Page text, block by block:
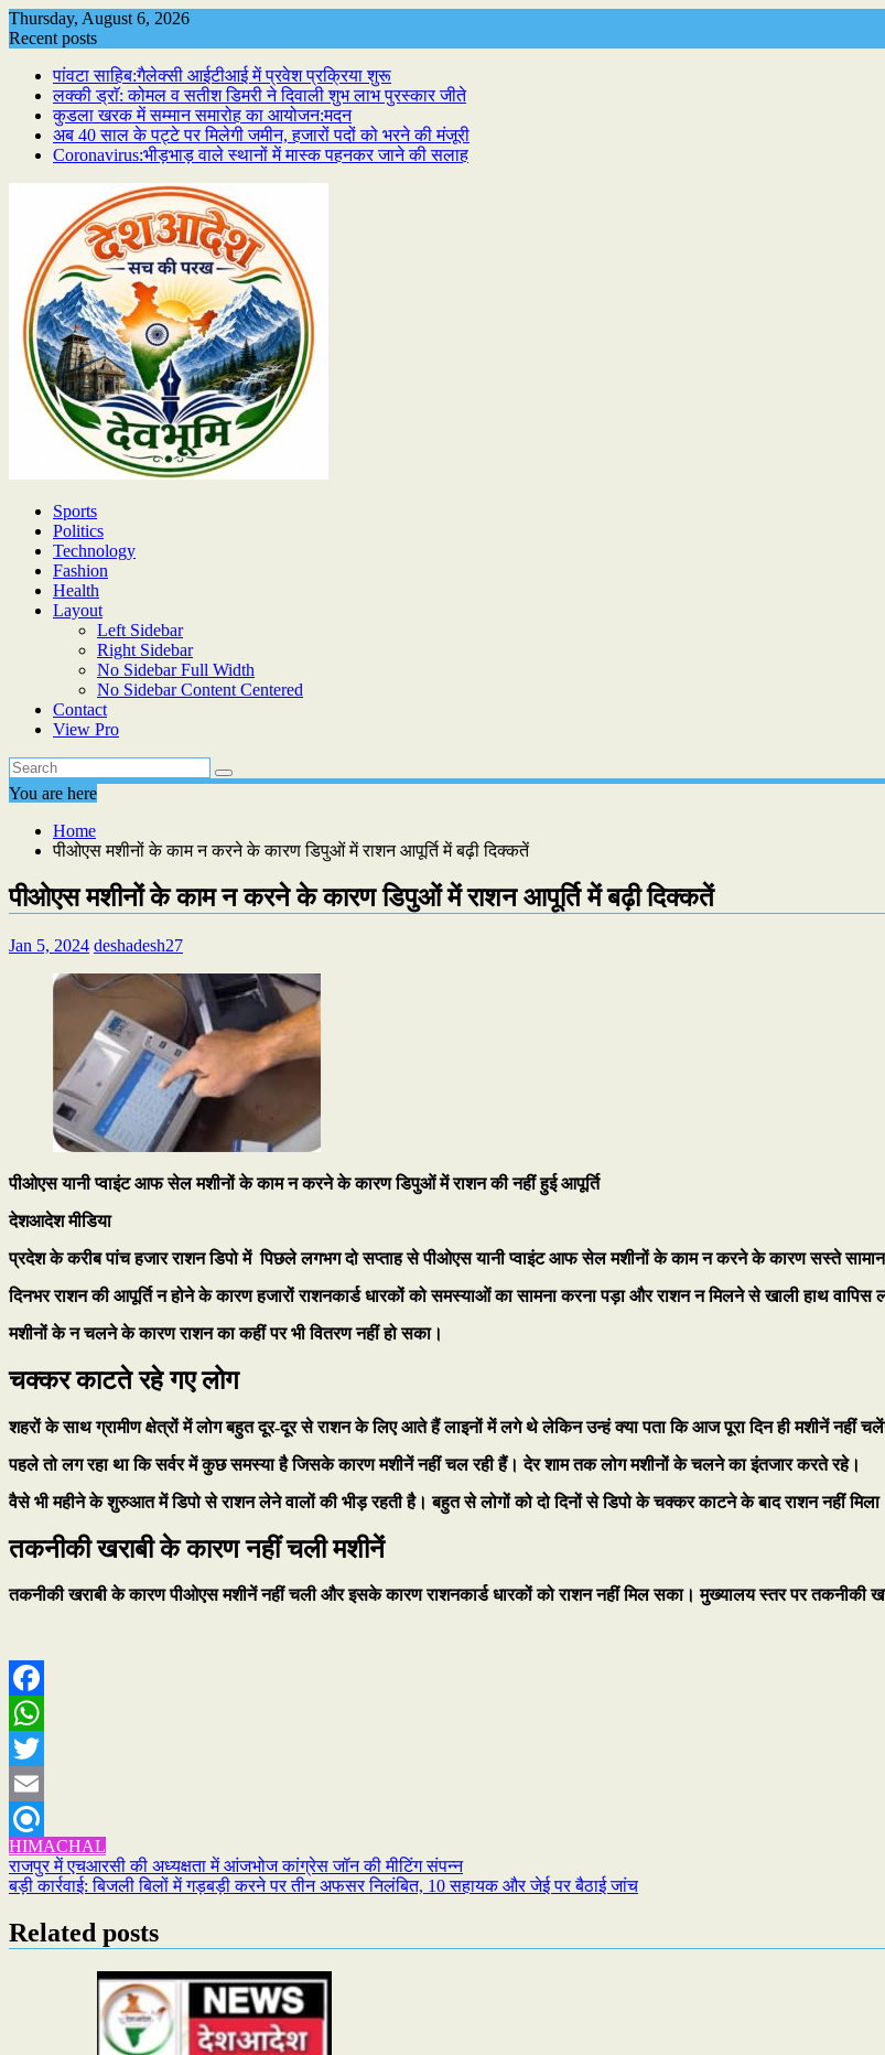
Skip
to
Thursday, August 6, 2026
Recent posts
पांवटा साहिब:गैलेक्सी आईटीआई में प्रवेश प्रक्रिया शुरू
लक्की ड्राॅ: कोमल व सतीश डिमरी ने दिवाली शुभ लाभ पुरस्कार जीते
कुडला खरक में सम्मान समारोह का आयोजन:मदन
अब 40 साल के पट्टे पर मिलेगी जमीन, हजारों पदों को भरने की मंजूरी
Coronavirus:भीड़भाड़ वाले स्थानों में मास्क पहनकर जाने की सलाह
Sports
Politics
Technology
Fashion
Health
Layout
Left Sidebar
Right Sidebar
No Sidebar Full Width
No Sidebar Content Centered
Contact
View Pro
You are here
Home
पीओएस मशीनों के काम न करने के कारण डिपुओं में राशन आपूर्ति में बढ़ी दिक्कतें
पीओएस मशीनों के काम न करने के कारण डिपुओं में राशन आपूर्ति में बढ़ी दिक्कतें
Jan 5, 2024 deshadesh27
पीओएस यानी प्वाइंट आफ सेल मशीनों के काम न करने के कारण डिपुओं में राशन की नहीं हुई आपूर्ति
देशआदेश मीडिया
प्रदेश के करीब पांच हजार राशन डिपो में पिछले लगभग दो सप्ताह से पीओएस यानी प्वाइंट आफ सेल मशीनों के काम न करने के कारण सस्ते सामान
दिनभर राशन की आपूर्ति न होने के कारण हजारों राशनकार्ड धारकों को समस्याओं का सामना करना पड़ा और राशन न मिलने से खाली हाथ वापिस
मशीनों के न चलने के कारण राशन का कहीं पर भी वितरण नहीं हो सका।
चक्कर काटते रहे गए लोग
शहरों के साथ ग्रामीण क्षेत्रों में लोग बहुत दूर-दूर से राशन के लिए आते हैं लाइनों में लगे थे लेकिन उन्हं क्या पता कि आज पूरा दिन ही मशीनें नहीं
पहले तो लग रहा था कि सर्वर में कुछ समस्या है जिसके कारण मशीनें नहीं चल रही हैं। देर शाम तक लोग मशीनों के चलने का इंतजार करते रहे।
वैसे भी महीने के शुरुआत में डिपो से राशन लेने वालों की भीड़ रहती है। बहुत से लोगों को दो दिनों से डिपो के चक्कर काटने के बाद राशन नहीं
तकनीकी खराबी के कारण नहीं चली मशीनें
तकनीकी खराबी के कारण पीओएस मशीनें नहीं चली और इसके कारण राशनकार्ड धारकों को राशन नहीं मिल सका। मुख्यालय स्तर पर तकनीकी
Facebook
WhatsApp
Twitter
Email
Refind
HIMACHAL
Post
navigation
राजपुर में एचआरसी की अध्यक्षता में आंजभोज कांग्रेस जॉन की मीटिंग संपन्न
बड़ी कार्रवाई: बिजली बिलों में गड़बड़ी करने पर तीन अफसर निलंबित, 10 सहायक और जेई पर बैठाई जांच
Related posts